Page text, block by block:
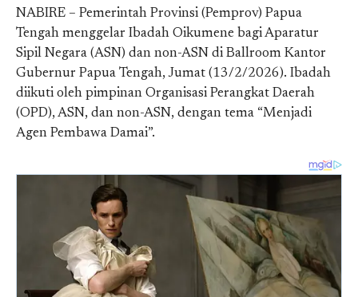
NABIRE – Pemerintah Provinsi (Pemprov) Papua
Tengah menggelar Ibadah Oikumene bagi Aparatur
Sipil Negara (ASN) dan non-ASN di Ballroom Kantor
Gubernur Papua Tengah, Jumat (13/2/2026). Ibadah
diikuti oleh pimpinan Organisasi Perangkat Daerah
(OPD), ASN, dan non-ASN, dengan tema “Menjadi
Agen Pembawa Damai”.